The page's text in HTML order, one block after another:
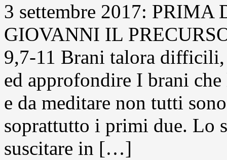
3 settembre 2017:
GIOVANNI IL
9,7-11 Brani talora difficili,
ed approfondire I brani
e da meditare non tutti
soprattutto i primi due. Lo
suscitare in […]